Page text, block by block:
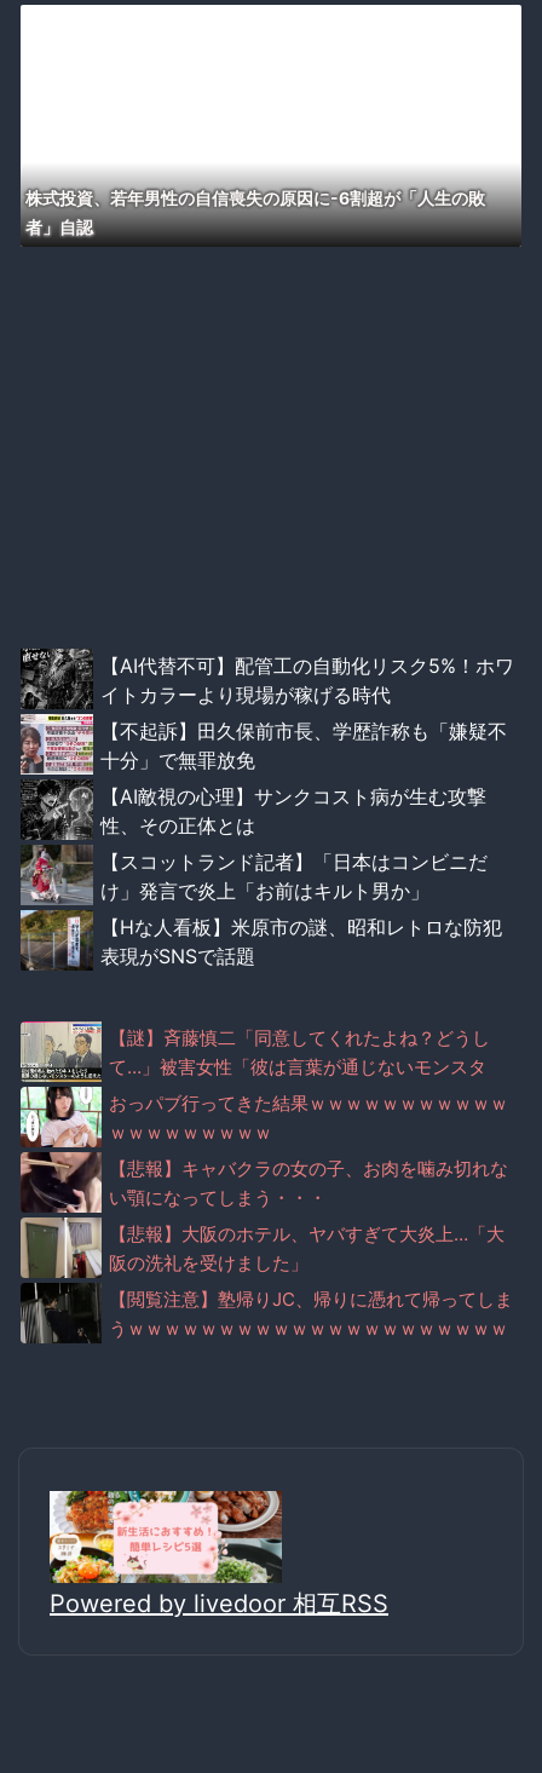
株式投資、若年男性の自信喪失の原因に-6割超が「人生の敗
者」自認
【AI代替不可】配管工の自動化リスク5%！ホワ
イトカラーより現場が稼げる時代
【不起訴】田久保前市長、学歴詐称も「嫌疑不
十分」で無罪放免
【AI敵視の心理】サンクコスト病が生む攻撃
性、その正体とは
【スコットランド記者】「日本はコンビニだ
け」発言で炎上「お前はキルト男か」
【Hな人看板】米原市の謎、昭和レトロな防犯
表現がSNSで話題
【謎】斉藤慎二「同意してくれたよね？どうし
て…」被害女性「彼は言葉が通じないモンスタ
ー」
おっパブ行ってきた結果ｗｗｗｗｗｗｗｗｗｗｗ
ｗｗｗｗｗｗｗｗｗ
【悲報】キャバクラの女の子、お肉を噛み切れな
い顎になってしまう・・・
【悲報】大阪のホテル、ヤバすぎて大炎上…「大
阪の洗礼を受けました」
【閲覧注意】塾帰りJC、帰りに憑れて帰ってしま
うｗｗｗｗｗｗｗｗｗｗｗｗｗｗｗｗｗｗｗｗｗ
Powered by livedoor 相互RSS